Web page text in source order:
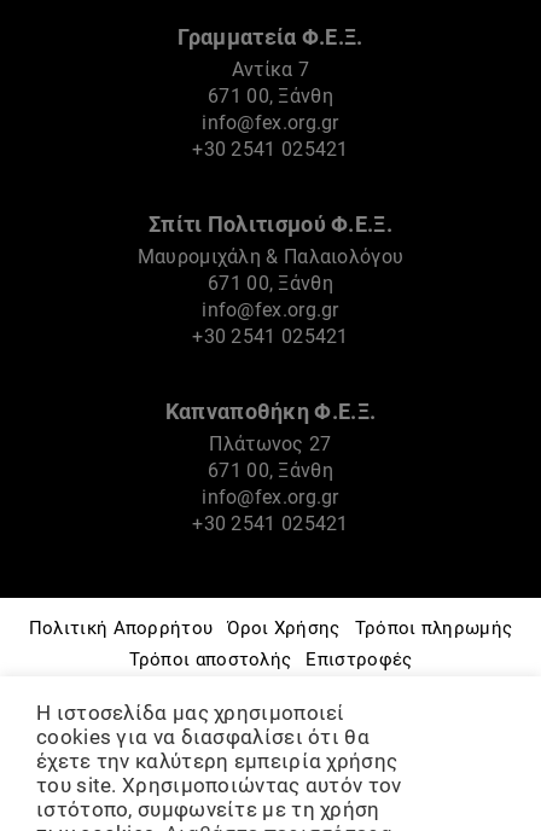
Γραμματεία Φ.Ε.Ξ.
Αντίκα 7
671 00, Ξάνθη
info@fex.org.gr
+30 2541 025421
Σπίτι Πολιτισμού Φ.Ε.Ξ.
Μαυρομιχάλη & Παλαιολόγου
671 00, Ξάνθη
info@fex.org.gr
+30 2541 025421
Καπναποθήκη Φ.Ε.Ξ.
Πλάτωνος 27
671 00, Ξάνθη
info@fex.org.gr
+30 2541 025421
Πολιτική Απορρήτου Όροι Χρήσης
Τρόποι πληρωμής
Τρόποι αποστολής
Επιστροφές
Μουσείο – Ιστορία
Φ.Ε.Ξ.
Πολιτιστικές Δράσεις
Ομάδες & Εργαστήρια
ΨΗΦΙΑΚΟ ΑΡΧΕΙΟ
Διάθεση χώρων
Η ιστοσελίδα μας χρησιμοποιεί
cookies για να διασφαλίσει ότι θα
έχετε την καλύτερη εμπειρία χρήσης
του site. Χρησιμοποιώντας αυτόν τον
ιστότοπο, συμφωνείτε με τη χρήση